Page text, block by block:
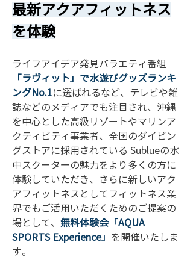
最新アクアフィットネス
を体験
ライフアイデア発見バラエティ番組
「ラヴィット」で水遊びグッズランキ
ングNo.1 に選ばれるなど、テレビや雑
誌などのメディアでも注目され、沖縄
を中心とした高級リゾートやマリンア
クティビティ事業者、全国のダイビン
グストアに採用されている Sublueの水
中スクーターの魅力をより多くの方に
体験していただき、さらに新しいアク
アフィットネスとしてフィットネス業
界でもご活用いただくためのご提案の
場として、 無料体験会「AQUA
SPORTS Experience」 を開催いたしま
す。